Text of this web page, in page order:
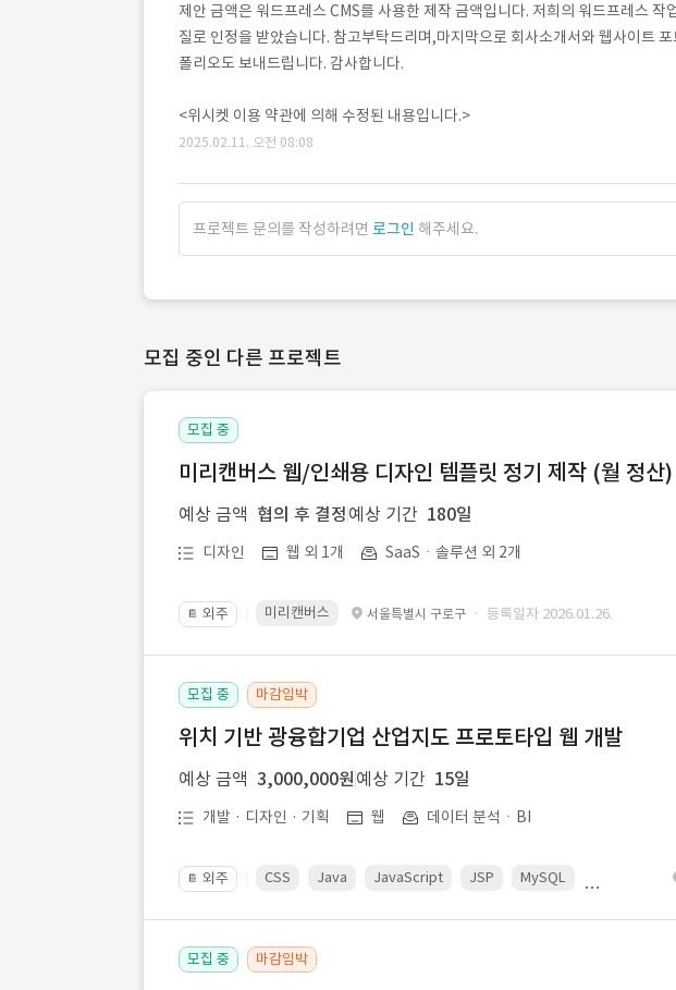
제안 금액은 워드프레스 CMS를 사용한 제작 금액입니다. 저희의 워드프레스
질로 인정을 받았습니다. 참고부탁드리며,마지막으로 회사소개서와 웹사이트
폴리오도 보내드립니다. 감사합니다.
<위시켓 이용 약관에 의해 수정된 내용입니다.>
2025.02.11. 오전 08:08
프로젝트 문의를 작성하려면 로그인 해주세요.
모집 중인 다른 프로젝트
모집 중
미리캔버스 웹/인쇄용 디자인 템플릿 정기 제작 (월 정산)
예상 금액 협의 후 결정 예상 기간 180일
디자인 웹 외 1개 SaaSㆍ솔루션 외 2개
📔 외주 미리캔버스 서울특별시 구로구 · 등록일자 2026.01.26.
모집 중 마감임박
위치 기반 광융합기업 산업지도 프로토타입 웹 개발
예상 금액 3,000,000원 예상 기간 15일
개발 · 디자인 · 기획 웹 데이터 분석ㆍBI
📔 외주 CSS Java JavaScript JSP MySQL
모집 중 마감임박